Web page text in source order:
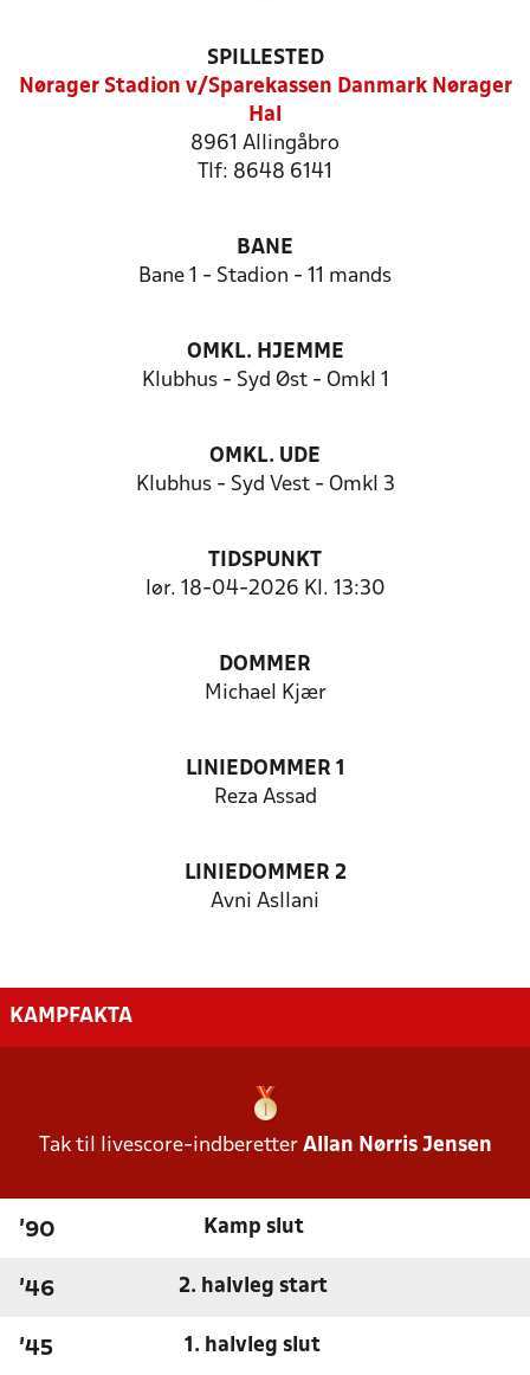
SPILLESTED
Nørager Stadion v/Sparekassen Danmark Nørager
Hal
8961 Allingåbro
Tlf: 8648 6141
BANE
Bane 1 - Stadion - 11 mands
OMKL. HJEMME
Klubhus - Syd Øst - Omkl 1
OMKL. UDE
Klubhus - Syd Vest - Omkl 3
TIDSPUNKT
lør. 18-04-2026 Kl. 13:30
DOMMER
Michael Kjær
LINIEDOMMER 1
Reza Assad
LINIEDOMMER 2
Avni Asllani
KAMPFAKTA
Tak til livescore-indberetter Allan Nørris Jensen
'90 Kamp slut
'46 2. halvleg start
'45 1. halvleg slut